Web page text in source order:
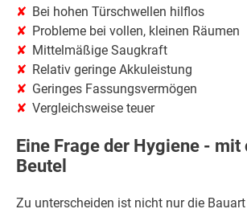
Bei hohen Türschwellen hilflos
Probleme bei vollen, kleinen Räumen
Mittelmäßige Saugkraft
Relativ geringe Akkuleistung
Geringes Fassungsvermögen
Vergleichsweise teuer
Eine Frage der Hygiene - mit
Beutel
Zu unterscheiden ist nicht nur die